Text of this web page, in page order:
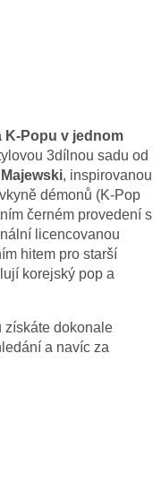
K-Popu v jednom
3dílnou sadu od
, inspirovanou
démonů (K-Pop
černém provedení s
licencovanou
hitem pro starší
korejský pop a
získáte dokonale
a navíc za